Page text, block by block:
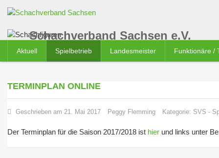
Schachverband Sachsen e.V.
Aktuell Spielbetrieb Landesmeister Funktionäre /
TERMINPLAN ONLINE
Geschrieben am 21. Mai 2017 Peggy Flemming Kategorie: SVS -
Der Terminplan für die Saison 2017/2018 ist hier und links unter